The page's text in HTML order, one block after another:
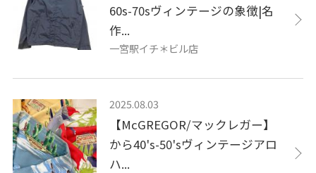
60s-70sヴィンテージの象徴|名
作...
一宮駅イチ＊ビル店
2025.08.03
【McGREGOR/マックレガー】
から40's-50'sヴィンテージアロ
ハ...